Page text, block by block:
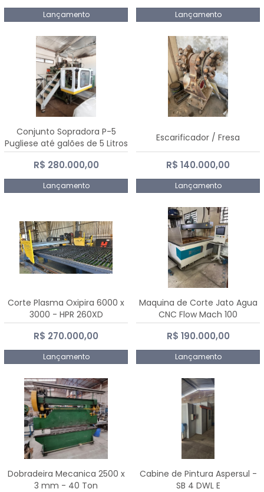
Lançamento Lançamento
Conjunto Sopradora P-5
Pugliese até galões de 5 Litros
R$ 280.000,00
Lançamento
Escarificador / Fresa
R$ 140.000,00
Lançamento
Corte Plasma Oxipira 6000 x
3000 - HPR 260XD
R$ 270.000,00
Lançamento
Maquina de Corte Jato Agua
CNC Flow Mach 100
R$ 190.000,00
Lançamento
Dobradeira Mecanica 2500 x
3 mm - 40 Ton
Cabine de Pintura Aspersul -
SB 4 DWL E